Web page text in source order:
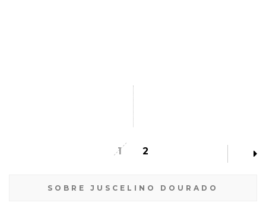
1 2
SOBRE JUSCELINO DOURADO